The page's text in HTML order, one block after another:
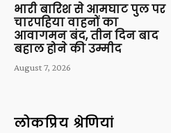
भारी बारिश से आमघाट पुल पर
चारपहिया वाहनों का
आवागमन बंद, तीन दिन बाद
बहाल होने की उम्मीद
August 7, 2026
लोकप्रिय श्रेणियां